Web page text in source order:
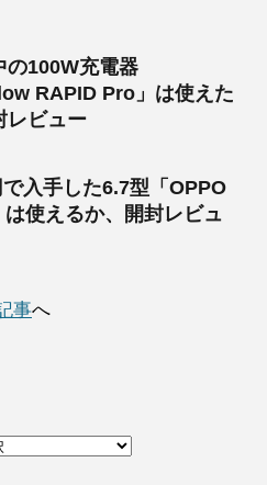
の100W充電器
RAPID Pro」は使えた
レビュー
入手した6.7型「OPPO
使えるか、開封レビュ
事へ